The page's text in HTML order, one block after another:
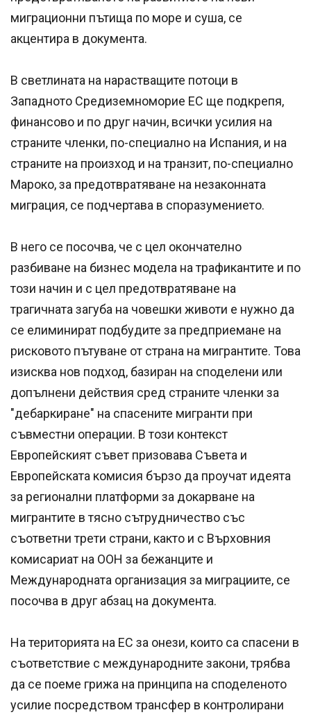
миграционни пътища по море и суша, се
акцентира в документа.
В светлината на нарастващите потоци в
Западното Средиземноморие ЕС ще подкрепя,
финансово и по друг начин, всички усилия на
страните членки, по-специално на Испания, и на
страните на произход и на транзит, по-специално
Мароко, за предотвратяване на незаконната
миграция, се подчертава в споразумението.
В него се посочва, че с цел окончателно
разбиване на бизнес модела на трафикантите и по
този начин и с цел предотвратяване на
трагичната загуба на човешки животи е нужно да
се елиминират подбудите за предприемане на
рисковото пътуване от страна на мигрантите. Това
изисква нов подход, базиран на споделени или
допълнени действия сред страните членки за
"дебаркиране" на спасените мигранти при
съвместни операции. В този контекст
Европейският съвет призовава Съвета и
Европейската комисия бързо да проучат идеята
за регионални платформи за докарване на
мигрантите в тясно сътрудничество със
съответни трети страни, както и с Върховния
комисариат на ООН за бежанците и
Международната организация за миграциите, се
посочва в друг абзац на документа.
На територията на ЕС за онези, които са спасени в
съответствие с международните закони, трябва
да се поеме грижа на принципа на споделеното
усилие посредством трансфер в контролирани